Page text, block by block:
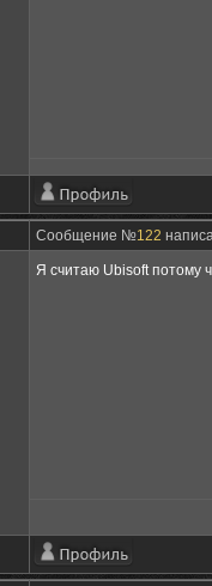
Сообщение №122
Я считаю Ubisoft потому